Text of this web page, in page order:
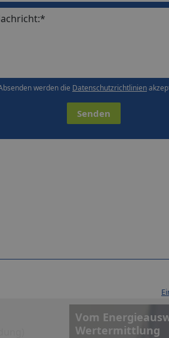
werden die Datenschutzrichtlinien
Senden
Vom
Wertermittlung